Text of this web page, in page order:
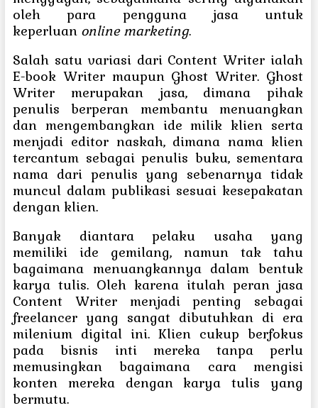
oleh para pengguna jasa untuk
keperluan online marketing.
Salah satu variasi dari Content Writer ialah
E-book Writer maupun Ghost Writer. Ghost
Writer merupakan jasa, dimana pihak
penulis berperan membantu menuangkan
dan mengembangkan ide milik klien serta
menjadi editor naskah, dimana nama klien
tercantum sebagai penulis buku, sementara
nama dari penulis yang sebenarnya tidak
muncul dalam publikasi sesuai kesepakatan
dengan klien.
Banyak diantara pelaku usaha yang
memiliki ide gemilang, namun tak tahu
bagaimana menuangkannya dalam bentuk
karya tulis. Oleh karena itulah peran jasa
Content Writer menjadi penting sebagai
freelancer yang sangat dibutuhkan di era
milenium digital ini. Klien cukup berfokus
pada bisnis inti mereka tanpa perlu
memusingkan bagaimana cara mengisi
konten mereka dengan karya tulis yang
bermutu.